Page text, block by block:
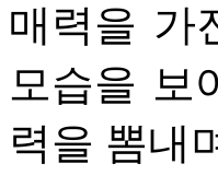
매력을 가
모습을 보
력을 뽐내